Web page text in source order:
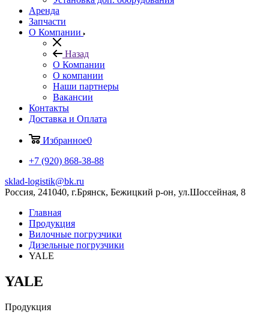
Аренда
Запчасти
О Компании
Назад
О Компании
О компании
Наши партнеры
Вакансии
Контакты
Доставка и Оплата
Избранное0
+7 (920) 868-38-88
sklad-logistik@bk.ru
Россия, 241040, г.Брянск, Бежицкий р-он, ул.Шоссейная, 8
Главная
Продукция
Вилочные погрузчики
Дизельные погрузчики
YALE
YALE
Продукция